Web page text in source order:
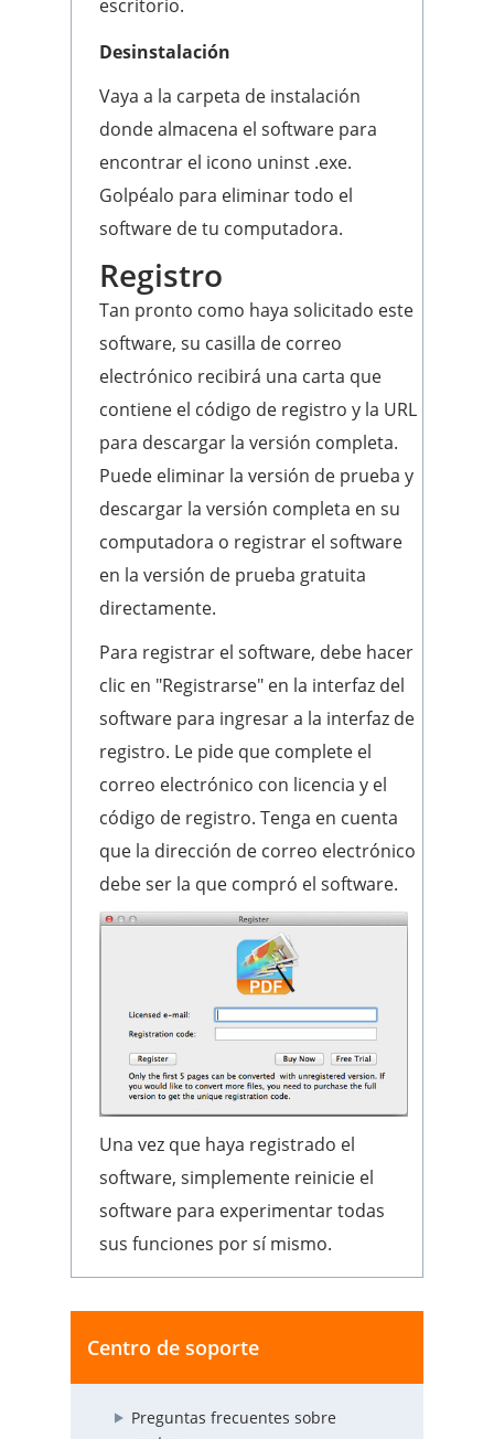
escritorio.
Desinstalación
Vaya a la carpeta de instalación
donde almacena el software para
encontrar el icono uninst .exe.
Golpéalo para eliminar todo el
software de tu computadora.
Registro
Tan pronto como haya solicitado este
software, su casilla de correo
electrónico recibirá una carta que
contiene el código de registro y la URL
para descargar la versión completa.
Puede eliminar la versión de prueba y
descargar la versión completa en su
computadora o registrar el software
en la versión de prueba gratuita
directamente.
Para registrar el software, debe hacer
clic en "Registrarse" en la interfaz del
software para ingresar a la interfaz de
registro. Le pide que complete el
correo electrónico con licencia y el
código de registro. Tenga en cuenta
que la dirección de correo electrónico
debe ser la que compró el software.
Una vez que haya registrado el
software, simplemente reinicie el
software para experimentar todas
sus funciones por sí mismo.
Centro de soporte
Preguntas frecuentes sobre